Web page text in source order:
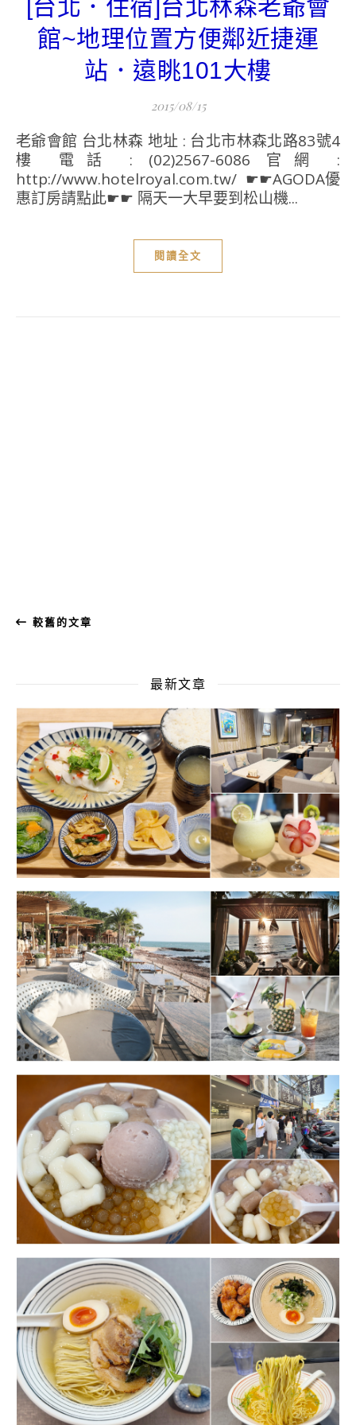
[台北．住宿]台北林森老爺會
館~地理位置方便鄰近捷運
站．遠眺101大樓
2015/08/15
老爺會館 台北林森 地址 : 台北市林森北路83號4
樓 電話 : (02)2567-6086 官網 :
http://www.hotelroyal.com.tw/ ☛☛AGODA優
惠訂房請點此☛☛ 隔天一大早要到松山機...
閱讀全文
較舊的文章
最新文章